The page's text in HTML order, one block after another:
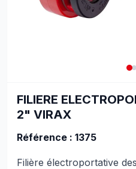
FILIERE
2" VIRAX
Référence : 1375
Filière électroportative